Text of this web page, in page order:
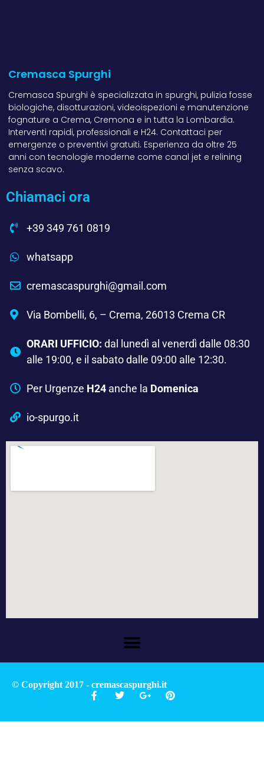
Cremasca Spurghi
Cremasca Spurghi è specializzata in spurghi, pulizia fosse
biologiche, disotturazioni, videoispezioni e manutenzione
fognature a Crema, Cremona e in tutta la Lombardia.
Interventi rapidi, professionali e H24. Contattaci per
emergenze o preventivi gratuiti. Esperienza da oltre 25
anni con tecnologie moderne come canal jet e relining
senza scavo.
Chiamaci ora
+39 349 761 0819
whatsapp
cremascaspurghi@gmail.com
Via Bombelli, 6, – Crema, 26013 Crema CR
ORARI UFFICIO: dal lunedì al venerdì dalle 08:30
alle 19:00, e il sabato dalle 09:00 alle 12:30.
Per Urgenze H24 anche la Domenica
io-spurgo.it
© Copyright 2017 - cremascaspurghi.it